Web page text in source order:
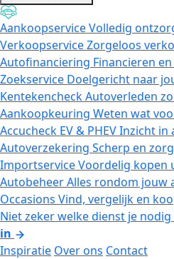
AankoopserviceVolledig
VerkoopserviceZorgeloos
Autofinanciering Financieren
Zoekservice Doelgericht naar
KentekencheckAutoverleden
Aankoopkeuring Weten wat
Accucheck EV & PHEVInzicht in
Autoverzekering Scherp en
ImportserviceVoordelig kopen
AutobeheerAlles rondom jouw
Occasions Vind, vergelijk en
Niet zeker welke dienst je nodig
in
Inspiratie Over ons Contact